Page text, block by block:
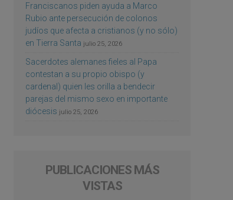
Franciscanos piden ayuda a Marco
Rubio ante persecución de colonos
judíos que afecta a cristianos (y no sólo)
en Tierra Santa julio 25, 2026
Sacerdotes alemanes fieles al Papa
contestan a su propio obispo (y
cardenal) quien les orilla a bendecir
parejas del mismo sexo en importante
diócesis julio 25, 2026
PUBLICACIONES MÁS
VISTAS